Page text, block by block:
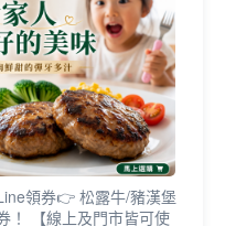
領券👉 松露牛/豬漢堡
！ 【線上及門市皆可使